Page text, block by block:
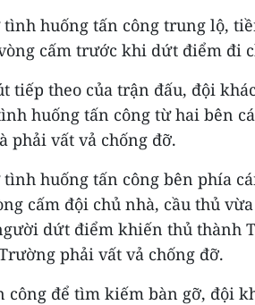
tình huống tấn công trung lộ,
cấm trước khi dứt điểm đi
tiếp theo của trận đấu, đội
huống tấn công từ hai bên
phải vất vả chống đỡ.
tình huống tấn công bên phía
cấm đội chủ nhà, cầu thủ
dứt điểm khiến thủ thành
phải vất vả chống đỡ.
công để tìm kiếm bàn gỡ, đội